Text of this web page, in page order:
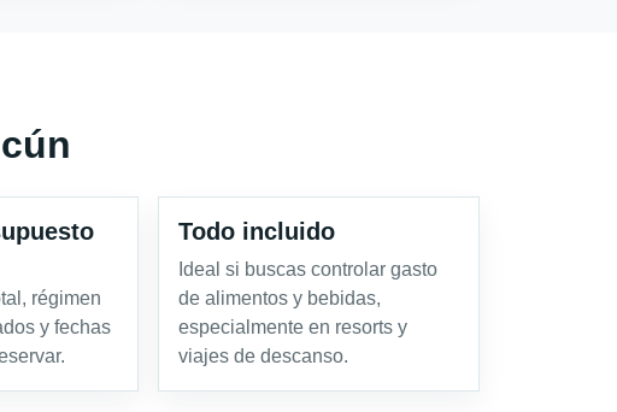
régimen
y fechas
Todo incluido
Ideal si buscas controlar gasto
de alimentos y bebidas,
especialmente en resorts y
viajes de descanso.